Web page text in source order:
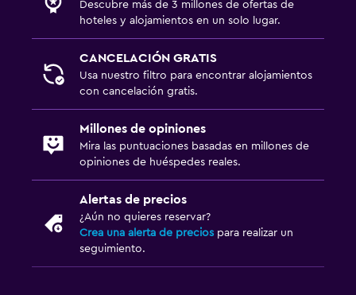
Toallas para piscina
Accesibilidad y adecuación
Habitaciones para no fumadores disponibles
Áreas designadas para fumadores
Estacionamiento y transporte
Traslado al aeropuerto (con cargos)
Zona de trabajo
Descubre más de 3 millones de ofertas de
hoteles y alojamientos en un solo lugar.
CANCELACIÓN GRATIS
Usa nuestro filtro para encontrar alojamientos
con cancelación gratis.
Millones de opiniones
Mira las puntuaciones basadas en millones de
opiniones de huéspedes reales.
Alertas de precios
¿Aún no quieres reservar?
Crea una alerta de precios para realizar un
seguimiento.